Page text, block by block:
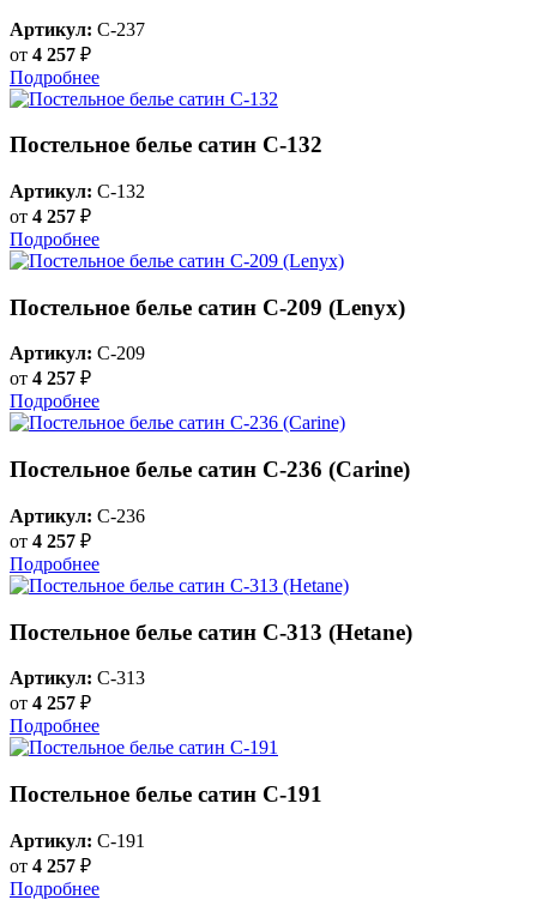
Артикул: C-237
от 4 257 ₽
Подробнее
Постельное белье сатин С-132
Артикул: C-132
от 4 257 ₽
Подробнее
Постельное белье сатин С-209 (Lenyx)
Артикул: C-209
от 4 257 ₽
Подробнее
Постельное белье сатин С-236 (Carine)
Артикул: C-236
от 4 257 ₽
Подробнее
Постельное белье сатин С-313 (Hetane)
Артикул: C-313
от 4 257 ₽
Подробнее
Постельное белье сатин С-191
Артикул: C-191
от 4 257 ₽
Подробнее